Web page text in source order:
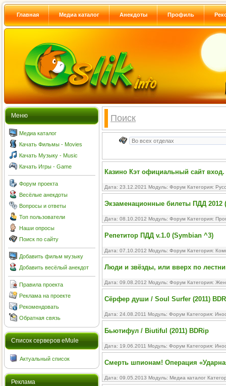
Главная Медиа каталог Анекдоты Профиль
Меню
Медиа каталог
Качать Фильмы - Movies
Качать Музыку - Music
Качать Игры - Game
Форум проекта
Весёлые анекдоты
Вопросы и ответы
Топ пользователи
Наши опросы
Поиск по сайту
Добавить фильм музыку
Добавить весёлый анекдот
Правила проекта
Реклама на проекте
Рекомендовать
Обратная связь
Cписок серверов eMule
Актуальный список
Реклама
Поиск
Казино Кэт официальный сайт вход.
Дата: 23.12.2021 Модуль: Форум Категория:
Экзаменационные билеты ПДД 2012
Дата: 08.10.2012 Модуль: Форум Категория:
Репетитор ПДД v.1.0 (Symbian ^3)
Дата: 07.10.2012 Модуль: Форум Категория:
Люди и звёзды, или вверх по
Дата: 09.08.2012 Модуль: Форум Категория:
Сёрфер души / Soul Surfer (2011)
Дата: 24.08.2011 Модуль: Форум Категория:
Бьютифул / Biutiful (2011) BDRip
Дата: 19.06.2011 Модуль: Форум Категория:
Смерть шпионам! Операция
Дата: 09.05.2013 Модуль: Медиа каталог